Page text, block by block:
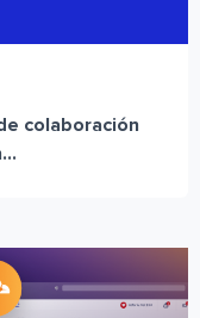
colaboración